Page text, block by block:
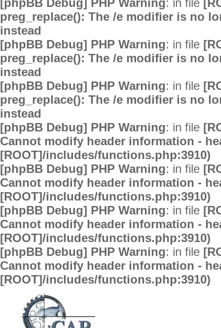
[phpBB Debug] PHP Warning: in file
preg_replace(): The /e modifier is no
instead
[phpBB Debug] PHP Warning: in file
preg_replace(): The /e modifier is no
instead
[phpBB Debug] PHP Warning: in file
preg_replace(): The /e modifier is no
instead
[phpBB Debug] PHP Warning: in file
Cannot modify header information -
[ROOT]/includes/functions.php:3910)
[phpBB Debug] PHP Warning: in file
Cannot modify header information -
[ROOT]/includes/functions.php:3910)
[phpBB Debug] PHP Warning: in file
Cannot modify header information -
[ROOT]/includes/functions.php:3910)
[phpBB Debug] PHP Warning: in file
Cannot modify header information -
[ROOT]/includes/functions.php:3910)